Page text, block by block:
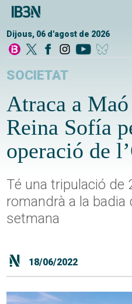
Dijous, 06 d'agost de 2026
SOCIETAT
Atraca a
Reina Sofía
operació de
Té una tripulació de
romandrà a la badia
setmana
18/06/2022